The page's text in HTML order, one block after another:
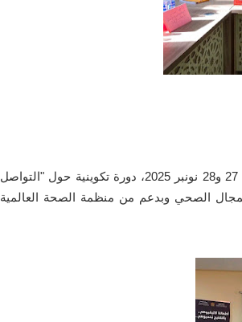
نظمت المديرية الجهوية للصحة والحماية الاجتماعية بجهة بني ملال خنيفرة، يومي 27 و28 نونبر 2025، دورة تكوينية حول "التواصل
الصحي وبدعم من منظمة الصحة العالمية